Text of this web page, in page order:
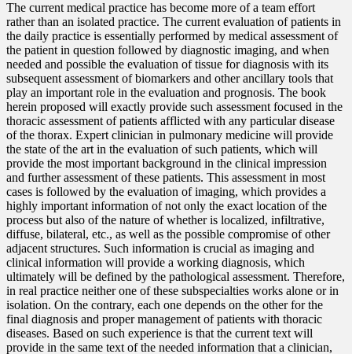
The current medical practice has become more of a team effort
rather than an isolated practice. The current evaluation of patients in
the daily practice is essentially performed by medical assessment of
the patient in question followed by diagnostic imaging, and when
needed and possible the evaluation of tissue for diagnosis with its
subsequent assessment of biomarkers and other ancillary tools that
play an important role in the evaluation and prognosis. The book
herein proposed will exactly provide such assessment focused in the
thoracic assessment of patients afflicted with any particular disease
of the thorax. Expert clinician in pulmonary medicine will provide
the state of the art in the evaluation of such patients, which will
provide the most important background in the clinical impression
and further assessment of these patients. This assessment in most
cases is followed by the evaluation of imaging, which provides a
highly important information of not only the exact location of the
process but also of the nature of whether is localized, infiltrative,
diffuse, bilateral, etc., as well as the possible compromise of other
adjacent structures. Such information is crucial as imaging and
clinical information will provide a working diagnosis, which
ultimately will be defined by the pathological assessment. Therefore,
in real practice neither one of these subspecialties works alone or in
isolation. On the contrary, each one depends on the other for the
final diagnosis and proper management of patients with thoracic
diseases. Based on such experience is that the current text will
provide in the same text of the needed information that a clinician,